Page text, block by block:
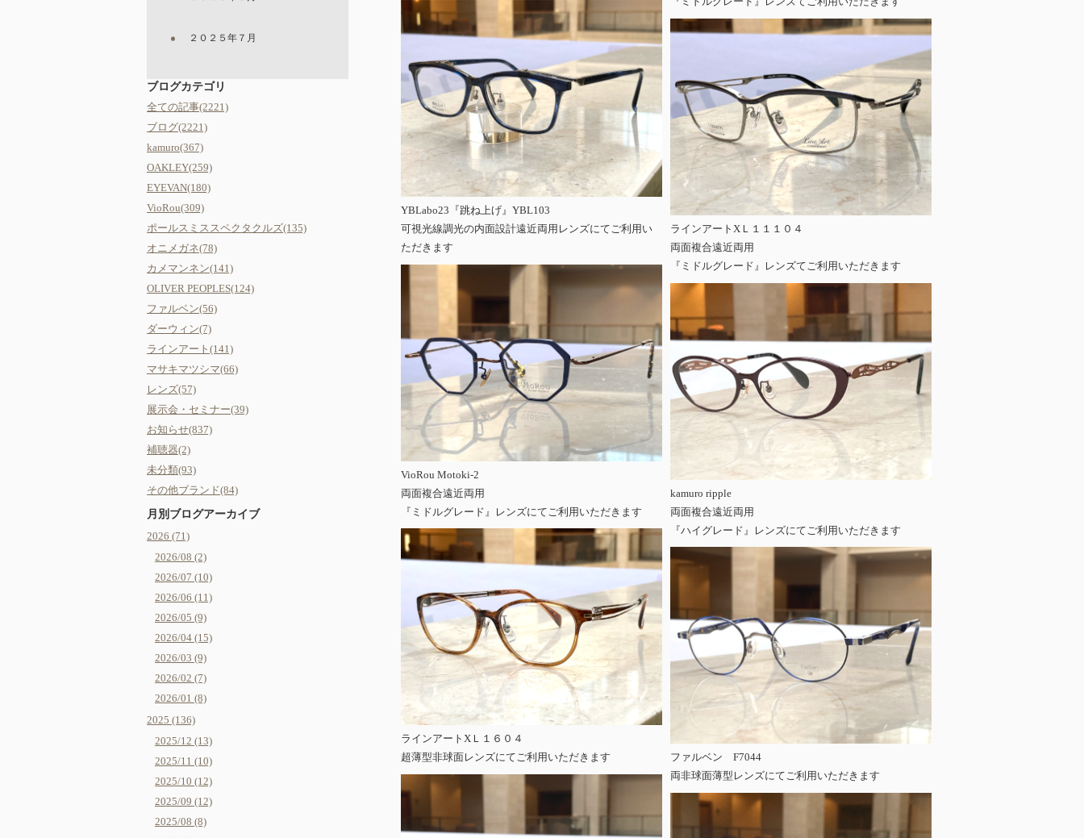
YBLabo23『跳ね上げ』YBL103
可視光線調光の内面設計遠近両用レンズにてご利用い
ただきます
ラインアートXＬ１１１０４
両面複合遠近両用
『ミドルグレード』レンズてご利用いただきます
VioRou Motoki-2
両面複合遠近両用
『ミドルグレード』レンズにてご利用いただきます
kamuro ripple
両面複合遠近両用
『ハイグレード』レンズにてご利用いただきます
ラインアートXＬ１６０４
超薄型非球面レンズにてご利用いただきます
ファルベン F7044
両非球面薄型レンズにてご利用いただきます
２０２５年７月
ブログカテゴリ
全ての記事(2221)
ブログ(2221)
kamuro(367)
OAKLEY(259)
EYEVAN(180)
VioRou(309)
ポールスミススペクタクルズ(135)
オニメガネ(78)
カメマンネン(141)
OLIVER PEOPLES(124)
ファルベン(56)
ダーウィン(7)
ラインアート(141)
マサキマツシマ(66)
レンズ(57)
展示会・セミナー(39)
お知らせ(837)
補聴器(2)
未分類(93)
その他ブランド(84)
月別ブログアーカイブ
2026 (71)
2026/08 (2)
2026/07 (10)
2026/06 (11)
2026/05 (9)
2026/04 (15)
2026/03 (9)
2026/02 (7)
2026/01 (8)
2025 (136)
2025/12 (13)
2025/11 (10)
2025/10 (12)
2025/09 (12)
2025/08 (8)